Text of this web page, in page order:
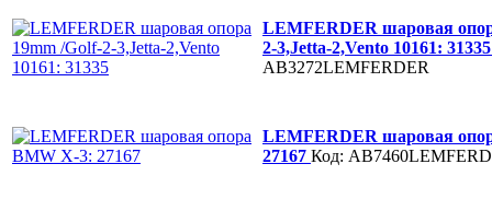
LEMFERDER шаровая
2-3,Jetta-2,Vento 10161:
AB3272LEMFERDER
LEMFERDER шаровая
27167 Код: